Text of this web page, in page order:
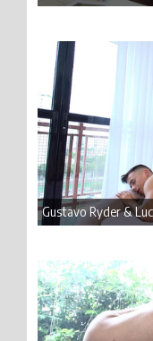
Gustavo Ryder &